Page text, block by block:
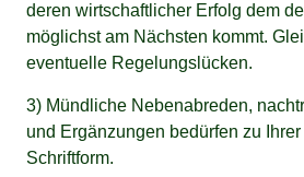
deren wirtschaftlicher Erfolg dem
möglichst am Nächsten kommt.
eventuelle Regelungslücken.
3) Mündliche Nebenabreden,
und Ergänzungen bedürfen zu
Schriftform.